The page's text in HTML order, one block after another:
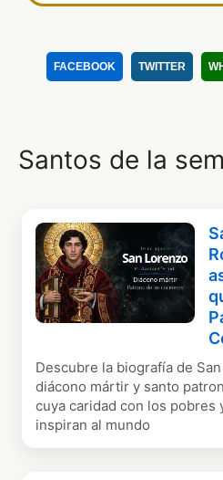
FACEBOOK TWITTER
Santos de la
Descubre la biografía de
diácono mártir y santo
cuya caridad con los pobres
inspiran al mundo